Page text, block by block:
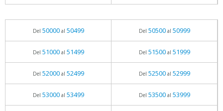
Del 50000al 50499 Del 50500al 50999
Del 51000al 51499 Del 51500al 51999
Del 52000al 52499 Del 52500al 52999
Del 53000al 53499 Del 53500al 53999